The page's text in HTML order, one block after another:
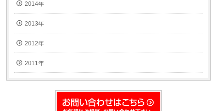
2014年
2013年
2012年
2011年